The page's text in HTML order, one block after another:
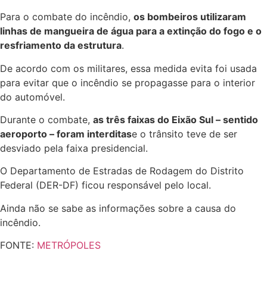
Para o combate do incêndio, os bombeiros utilizaram
linhas de mangueira de água para a extinção do fogo e o
resfriamento da estrutura.
De acordo com os militares, essa medida evita foi usada
para evitar que o incêndio se propagasse para o interior
do automóvel.
Durante o combate, as três faixas do Eixão Sul – sentido
aeroporto – foram interditase o trânsito teve de ser
desviado pela faixa presidencial.
O Departamento de Estradas de Rodagem do Distrito
Federal (DER-DF) ficou responsável pelo local.
Ainda não se sabe as informações sobre a causa do
incêndio.
FONTE: METRÓPOLES